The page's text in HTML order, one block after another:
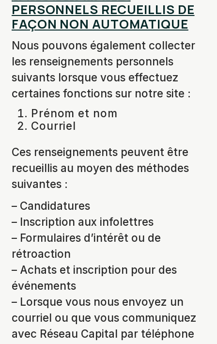
PERSONNELS RECUEILLIS DE
FAÇON NON AUTOMATIQUE
Nous pouvons également collecter
les renseignements personnels
suivants lorsque vous effectuez
certaines fonctions sur notre site :
Prénom et nom
Courriel
Ces renseignements peuvent être
recueillis au moyen des méthodes
suivantes :
– Candidatures
– Inscription aux infolettres
– Formulaires d’intérêt ou de
rétroaction
– Achats et inscription pour des
événements
– Lorsque vous nous envoyez un
courriel ou que vous communiquez
avec Réseau Capital par téléphone